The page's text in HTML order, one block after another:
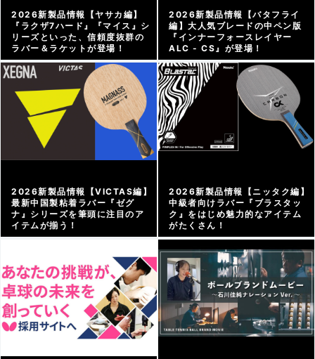
2026新製品情報【ヤサカ編】
『ラクザ7ハード』『マイス』シ
リーズといった、信頼度抜群の
ラバー＆ラケットが登場！
メーカー情報 | 2026/03/24
2026新製品情報【バタフライ
編】大人気ブレードの中ペン版
『インナーフォースレイヤー
ALC - CS』が登場！
メーカー情報 | 2026/03/23
2026新製品情報【VICTAS編】
最新中国製粘着ラバー『ゼグ
ナ』シリーズを筆頭に注目のア
イテムが揃う！
2026新製品情報【ニッタク編】
中級者向けラバー『ブラスタッ
ク』をはじめ魅力的なアイテム
がたくさん！
メーカー情報 | 2026/03/21